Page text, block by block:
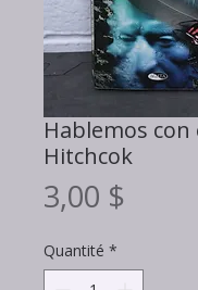
Hablemos con
Hitchcok
3,00 $
Quantité *